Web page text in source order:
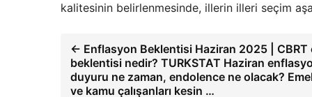
kalitesinin belirlenmesinde, illerin illeri seçim
← Enflasyon Beklentisi Haziran 2025 | CBRT
beklentisi nedir? TURKSTAT Haziran
duyuru ne zaman, endolence ne olacak?
ve kamu çalışanları kesin …